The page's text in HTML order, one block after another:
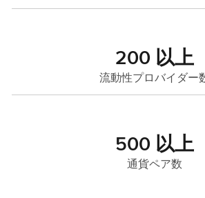
200 以上
流動性プロバイダー
500 以上
通貨ペア数